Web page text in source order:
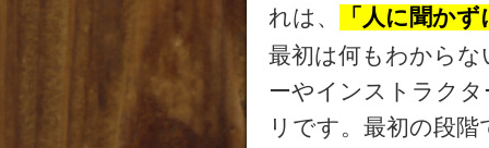
れは、
「人に聞か
最初は何もわから
ーやインストラク
リです。最初の段